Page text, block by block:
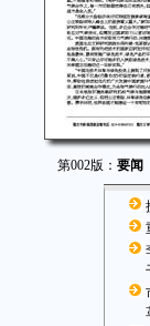
第002版： 要闻